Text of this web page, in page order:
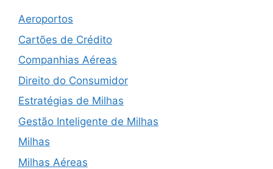
Aeroportos
Cartões de Crédito
Companhias Aéreas
Direito do Consumidor
Estratégias de Milhas
Gestão Inteligente de Milhas
Milhas
Milhas Aéreas